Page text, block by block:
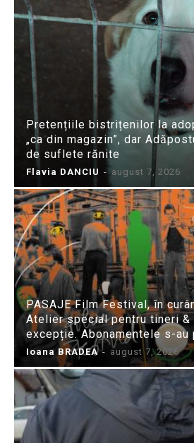
Pretențiile bistrițenilor la
„ca din magazin”, dar
de suflete rănite
Flavia DANCIU - august 7, 2026
PASAJE Film Festival, în
Atelier special pentru tineri
excepție. Abonamentele s-au
Ioana BRADEA - august 7, 2026